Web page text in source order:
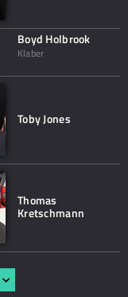
Boyd Holbrook
Klaber
Toby Jones
Thomas
Kretschmann